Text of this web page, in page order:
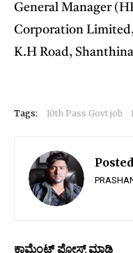
General Manager
Corporation
K.H Road,
Tags: 10th Pass Govt job
ಕಾಮೆಂಟ್‌‌ ಪೋಸ್ಟ್‌ ಮಾಡಿ